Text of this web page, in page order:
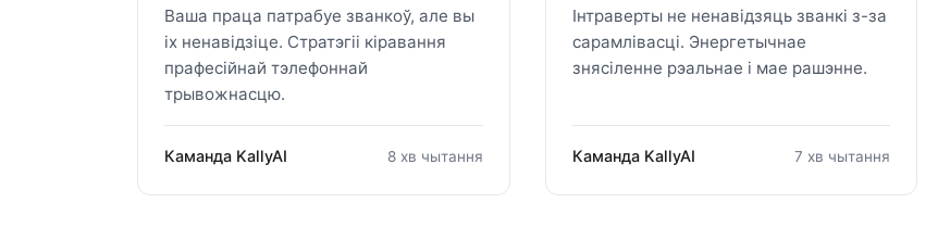
Ваша праца патрабуе званкоў, але вы
іх ненавідзіце. Стратэгіі кіравання
прафесійнай тэлефоннай
трывожнасцю.
Каманда KallyAI 8 хв чытання
Інтраверты не ненавідзяць званкі з-за
сарамлівасці. Энергетычнае
знясіленне рэальнае і мае рашэнне.
Каманда KallyAI 7 хв чытання